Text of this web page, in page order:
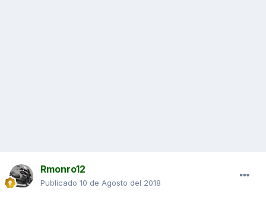
Rmonro12
Publicado 10 de Agosto del 2018